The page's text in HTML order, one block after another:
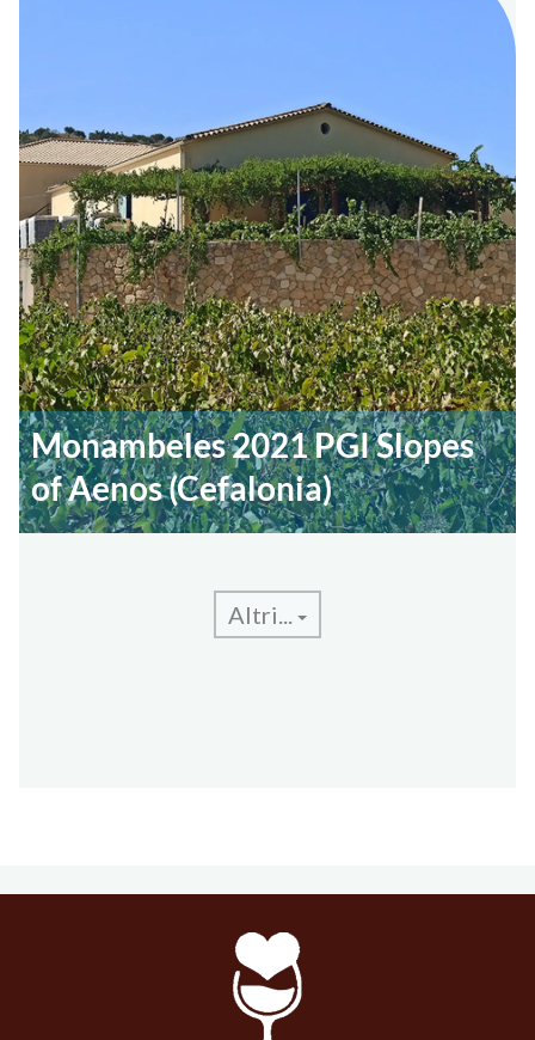
Monambeles 2021 PGI Slopes
of Aenos (Cefalonia)
Altri...